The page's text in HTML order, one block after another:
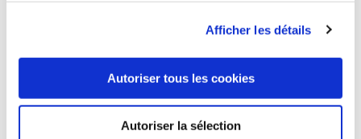
Afficher les détails
Autoriser tous les cookies
Autoriser la sélection